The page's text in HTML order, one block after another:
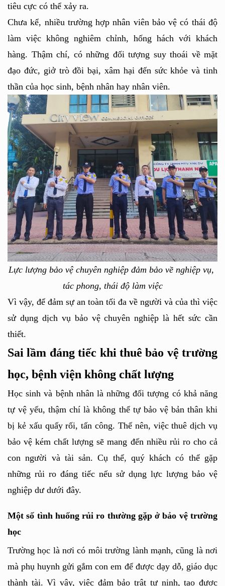
tiêu cực có thể xảy ra.
Chưa kể, nhiều trường hợp nhân viên bảo vệ có thái độ
làm việc không nghiêm chỉnh, hống hách với khách
hàng. Thậm chí, có những đối tượng suy thoái về mặt
đạo đức, giở trò đồi bại, xâm hại đến sức khỏe và tinh
thần của học sinh, bệnh nhân hay nhân viên.
Lực lượng bảo vệ chuyên nghiệp đảm bảo về nghiệp vụ,
tác phong, thái độ làm việc
Vì vậy, để đảm sự an toàn tối đa về người và của thì việc
sử dụng dịch vụ bảo vệ chuyên nghiệp là hết sức cần
thiết.
Sai lầm đáng tiếc khi thuê bảo vệ trường
học, bệnh viện không chất lượng
Học sinh và bệnh nhân là những đối tượng có khả năng
tự vệ yếu, thậm chí là không thể tự bảo vệ bản thân khi
bị kẻ xấu quấy rối, tấn công. Thế nên, việc thuê dịch vụ
bảo vệ kém chất lượng sẽ mang đến nhiều rủi ro cho cả
con người và tài sản. Cụ thể, quý khách có thể gặp
những rủi ro đáng tiếc nếu sử dụng lực lượng bảo vệ
nghiệp dư dưới đây.
Một số tình huống rủi ro thường gặp ở bảo vệ trường
học
Trường học là nơi có môi trường lành mạnh, cũng là nơi
mà phụ huynh gửi gắm con em để được dạy dỗ, giáo dục
thành tài. Vì vậy, việc đảm bảo trật tự ninh, tạo được